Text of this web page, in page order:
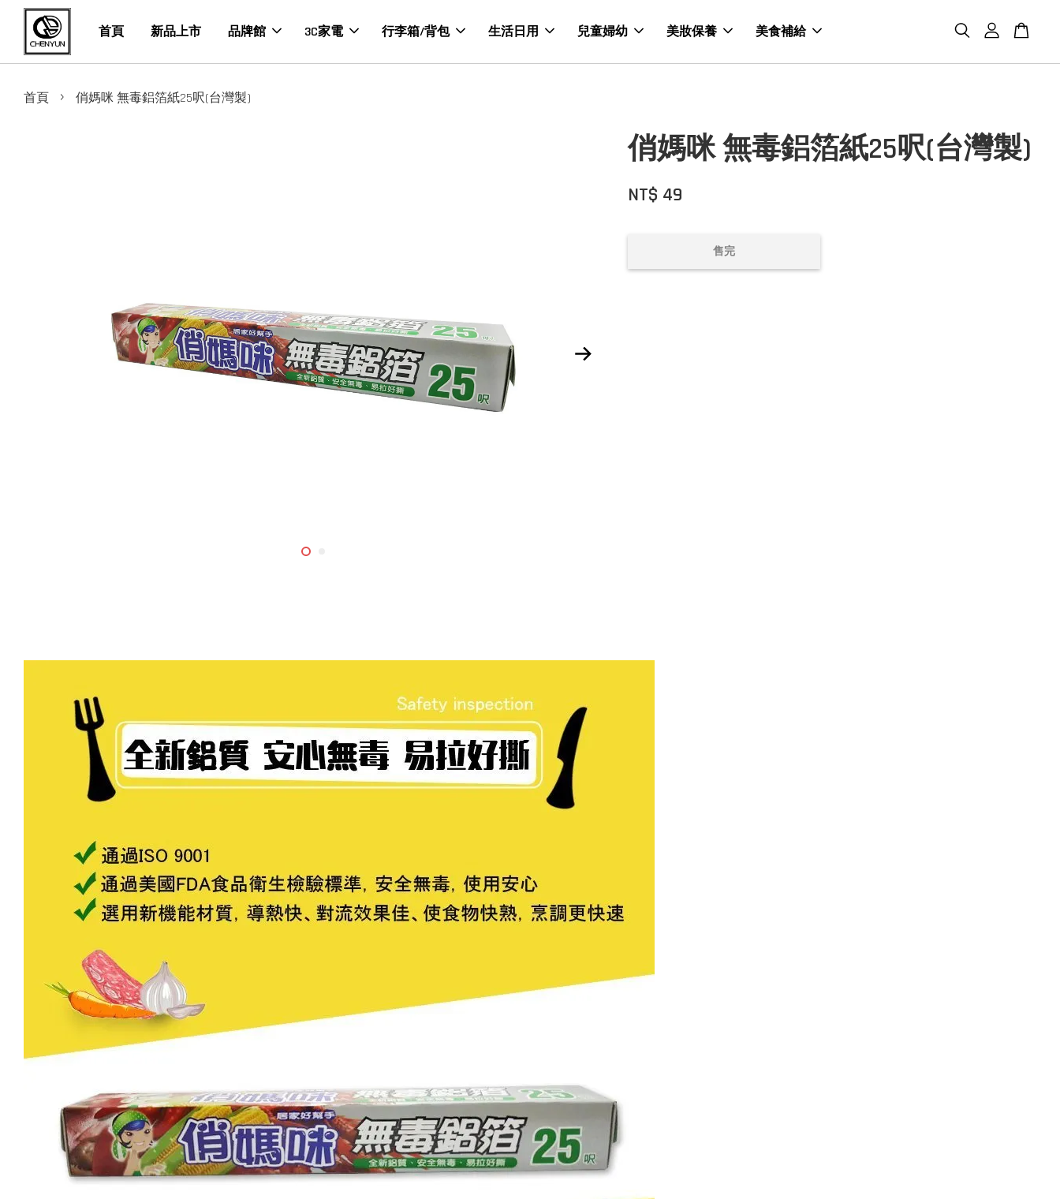
首頁 新品上市 品牌館 3C家電 行李箱/背包 生活日用 兒童婦幼 美妝保養 美食補給
首頁 › 俏媽咪 無毒鋁箔紙25呎(台灣製)
俏媽咪 無毒鋁箔紙25呎(台灣製)
NT$ 49
售完